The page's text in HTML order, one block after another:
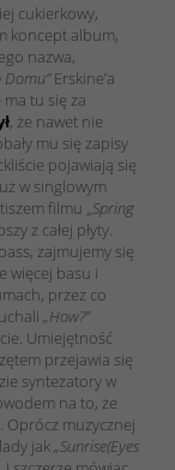
cukierkowy,
koncept album,
nazwa,
Domu”Erskine’a
ma tu się za
, że nawet nie
mu się zapisy
pojawiają się
w singlowym
filmu „Spring
z całej płyty.
zajmujemy się
więcej basu i
przez co
„How?”
Umiejętność
przejawia się
syntezatory w
na to, że
Oprócz muzycznej
jak„Sunrise(Eyes